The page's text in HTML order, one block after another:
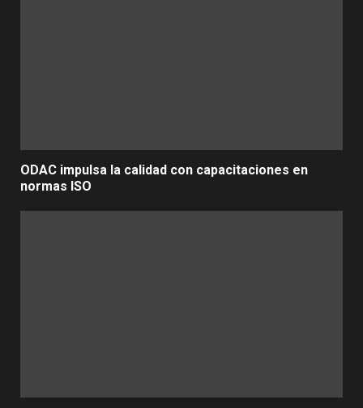
ODAC impulsa la calidad con capacitaciones en
normas ISO